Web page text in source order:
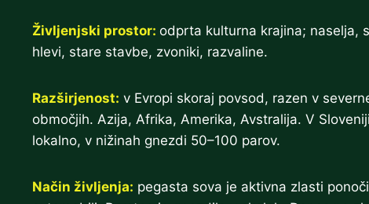
Življenjski prostor: odprta kulturna krajina; naselja,
hlevi, stare stavbe, zvoniki, razvaline.
Razširjenost: v Evropi skoraj povsod, razen v
območjih. Azija, Afrika, Amerika, Avstralija. V
lokalno, v nižinah gnezdi 50–100 parov.
Način življenja: pegasta sova je aktivna zlasti